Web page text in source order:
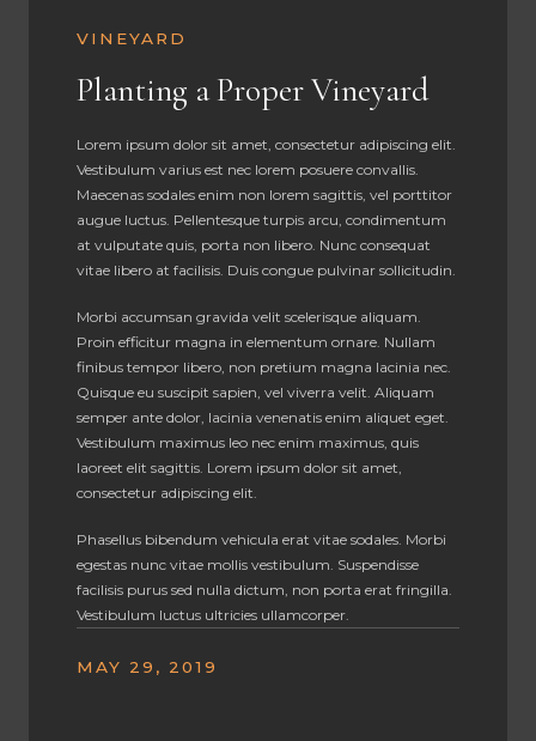
VINEYARD
Planting a Proper Vineyard
Lorem ipsum dolor sit amet, consectetur adipiscing elit.
Vestibulum varius est nec lorem posuere convallis.
Maecenas sodales enim non lorem sagittis, vel porttitor
augue luctus. Pellentesque turpis arcu, condimentum
at vulputate quis, porta non libero. Nunc consequat
vitae libero at facilisis. Duis congue pulvinar sollicitudin.
Morbi accumsan gravida velit scelerisque aliquam.
Proin efficitur magna in elementum ornare. Nullam
finibus tempor libero, non pretium magna lacinia nec.
Quisque eu suscipit sapien, vel viverra velit. Aliquam
semper ante dolor, lacinia venenatis enim aliquet eget.
Vestibulum maximus leo nec enim maximus, quis
laoreet elit sagittis. Lorem ipsum dolor sit amet,
consectetur adipiscing elit.
Phasellus bibendum vehicula erat vitae sodales. Morbi
egestas nunc vitae mollis vestibulum. Suspendisse
facilisis purus sed nulla dictum, non porta erat fringilla.
Vestibulum luctus ultricies ullamcorper.
MAY 29, 2019